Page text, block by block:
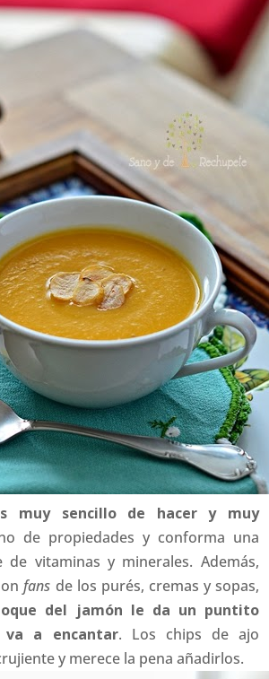
muy sencillo de hacer y muy
de propiedades y conforma una
de vitaminas y minerales. Además,
fans de los purés, cremas y sopas,
del jamón le da un puntito
va a encantar. Los chips de ajo
y merece la pena añadirlos.